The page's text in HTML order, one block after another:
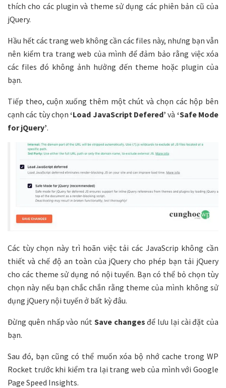
thích cho các plugin và theme sử dụng các phiên bản cũ của
jQuery.
Hầu hết các trang web không cần các files này, nhưng bạn vẫn
nên kiểm tra trang web của mình để đảm bảo rằng việc xóa
các files đó không ảnh hưởng đến theme hoặc plugin của
bạn.
Tiếp theo, cuộn xuống thêm một chút và chọn các hộp bên
cạnh các tùy chọn‘Load JavaScript Defered’ và ‘Safe Mode
for jQuery’.
Các tùy chọn này trì hoãn việc tải các JavaScrip không cần
thiết và chế độ an toàn của jQuery cho phép bạn tải jQuery
cho các theme sử dụng nó nội tuyến. Bạn có thể bỏ chọn tùy
chọn này nếu bạn chắc chắn rằng theme của mình không sử
dụng jQuery nội tuyến ở bất kỳ đâu.
Đừng quên nhấp vào nút Save changes để lưu lại cài đặt của
bạn.
Sau đó, bạn cũng có thể muốn xóa bộ nhớ cache trong WP
Rocket trước khi kiểm tra lại trang web của mình với Google
Page Speed ​​Insights.